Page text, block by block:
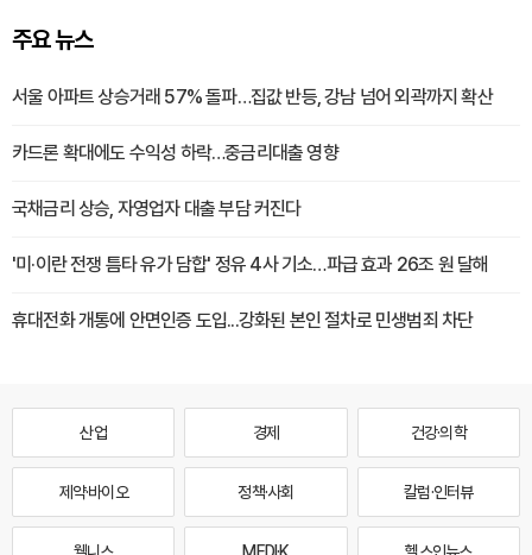
주요 뉴스
서울 아파트 상승거래 57% 돌파…집값 반등, 강남 넘어 외곽까지 확산
카드론 확대에도 수익성 하락…중금리대출 영향
국채금리 상승, 자영업자 대출 부담 커진다
'미·이란 전쟁 틈타 유가 담합' 정유 4사 기소…파급 효과 26조 원 달해
휴대전화 개통에 안면인증 도입...강화된 본인 절차로 민생범죄 차단
산업 경제 건강·의학
제약·바이오 정책·사회 칼럼·인터뷰